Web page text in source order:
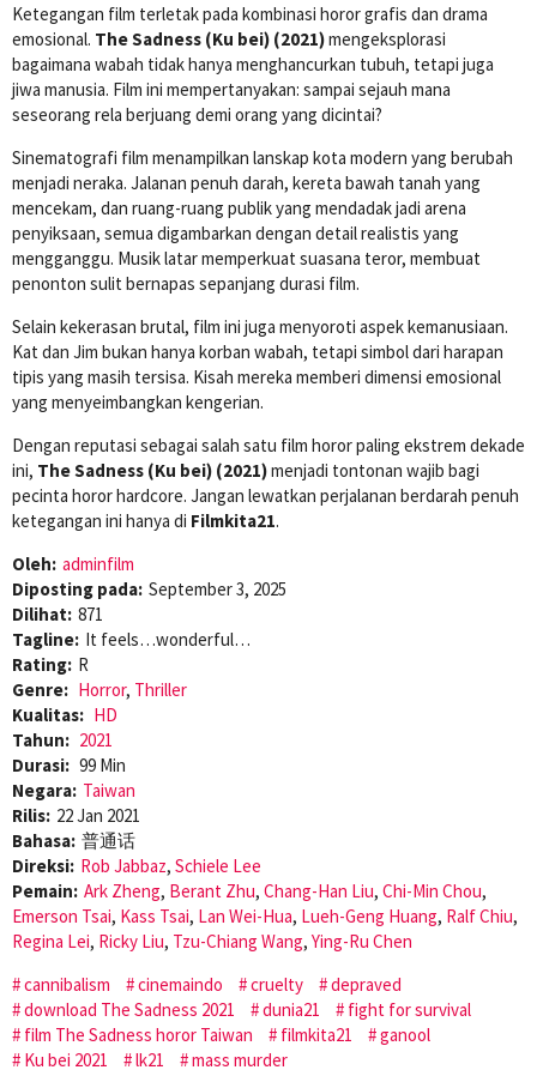
Ketegangan film terletak pada kombinasi horor grafis dan drama
emosional. The Sadness (Ku bei) (2021)mengeksplorasi
bagaimana wabah tidak hanya menghancurkan tubuh, tetapi juga
jiwa manusia. Film ini mempertanyakan: sampai sejauh mana
seseorang rela berjuang demi orang yang dicintai?
Sinematografi film menampilkan lanskap kota modern yang berubah
menjadi neraka. Jalanan penuh darah, kereta bawah tanah yang
mencekam, dan ruang-ruang publik yang mendadak jadi arena
penyiksaan, semua digambarkan dengan detail realistis yang
mengganggu. Musik latar memperkuat suasana teror, membuat
penonton sulit bernapas sepanjang durasi film.
Selain kekerasan brutal, film ini juga menyoroti aspek kemanusiaan.
Kat dan Jim bukan hanya korban wabah, tetapi simbol dari harapan
tipis yang masih tersisa. Kisah mereka memberi dimensi emosional
yang menyeimbangkan kengerian.
Dengan reputasi sebagai salah satu film horor paling ekstrem dekade
ini, The Sadness (Ku bei) (2021)menjadi tontonan wajib bagi
pecinta horor hardcore. Jangan lewatkan perjalanan berdarah penuh
ketegangan ini hanya di Filmkita21.
Oleh: adminfilm
Diposting pada: September 3, 2025
Dilihat: 871
Tagline: It feels…wonderful…
Rating: R
Genre: Horror, Thriller
Kualitas: HD
Tahun: 2021
Durasi: 99 Min
Negara: Taiwan
Rilis: 22 Jan 2021
Bahasa: 普通话
Direksi: Rob Jabbaz, Schiele Lee
Pemain: Ark Zheng, Berant Zhu, Chang-Han Liu, Chi-Min Chou,
Emerson Tsai, Kass Tsai, Lan Wei-Hua, Lueh-Geng Huang, Ralf Chiu,
Regina Lei, Ricky Liu, Tzu-Chiang Wang, Ying-Ru Chen
cannibalism
cinemaindo cruelty
depraved
download The Sadness 2021
dunia21
fight for survival
film The Sadness horor Taiwan
filmkita21
ganool
Ku bei 2021
lk21 mass murder